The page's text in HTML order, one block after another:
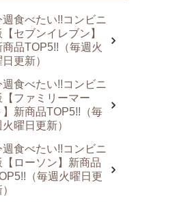
週食べたい!!コンビニ
【セブンイレブン】
商品TOP5!!（毎週火
日更新）
週食べたい!!コンビニ
【ファミリーマー
】新商品TOP5!!（毎
火曜日更新）
週食べたい!!コンビニ
【ローソン】新商品
（毎週火曜日更